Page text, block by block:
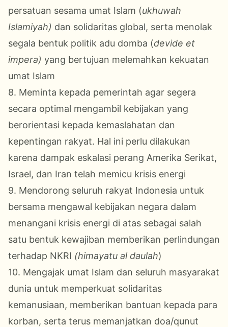
persatuan sesama umat Islam (ukhuwah
Islamiyah) dan solidaritas global, serta menolak
segala bentuk politik adu domba (devide et
impera) yang bertujuan melemahkan kekuatan
umat Islam
8. Meminta kepada pemerintah agar segera
secara optimal mengambil kebijakan yang
berorientasi kepada kemaslahatan dan
kepentingan rakyat. Hal ini perlu dilakukan
karena dampak eskalasi perang Amerika Serikat,
Israel, dan Iran telah memicu krisis energi
9. Mendorong seluruh rakyat Indonesia untuk
bersama mengawal kebijakan negara dalam
menangani krisis energi di atas sebagai salah
satu bentuk kewajiban memberikan perlindungan
terhadap NKRI (himayatu al daulah)
10. Mengajak umat Islam dan seluruh masyarakat
dunia untuk memperkuat solidaritas
kemanusiaan, memberikan bantuan kepada para
korban, serta terus memanjatkan doa/qunut